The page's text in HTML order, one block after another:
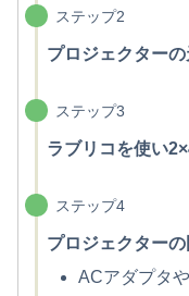
ステップ2
プロジェクター
ステップ3
ラブリコを使い
ステップ4
プロジェクターの
ACアダプタ